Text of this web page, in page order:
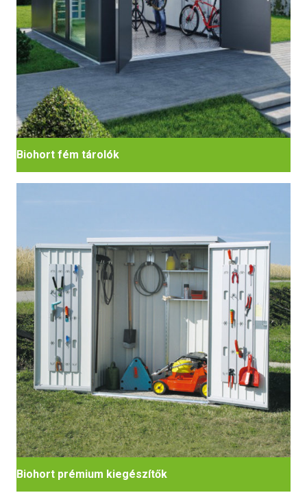
Biohort fém tárolók
Biohort prémium kiegészítők